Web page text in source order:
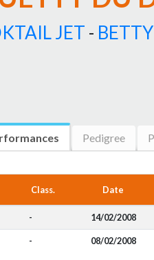
JET -
Pedigree
Class. Date
- 14/02/2008
- 08/02/2008